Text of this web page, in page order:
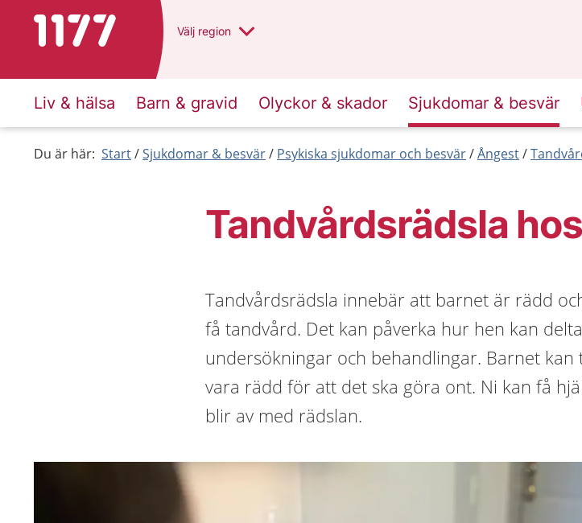
Till startsidan för 1177 Välj region
Liv & hälsa Barn & gravid Olyckor & skador Sjukdomar & besvär
Du är här: Start Sjukdomar & besvär Psykiska sjukdomar och besvär Ångest
Tandvårdsrädsla
Tandvårdsrädsla innebär att barnet är rädd
få tandvård. Det kan påverka hur hen kan
undersökningar och behandlingar. Barnet kan
vara rädd för att det ska göra ont. Ni kan få
blir av med rädslan.